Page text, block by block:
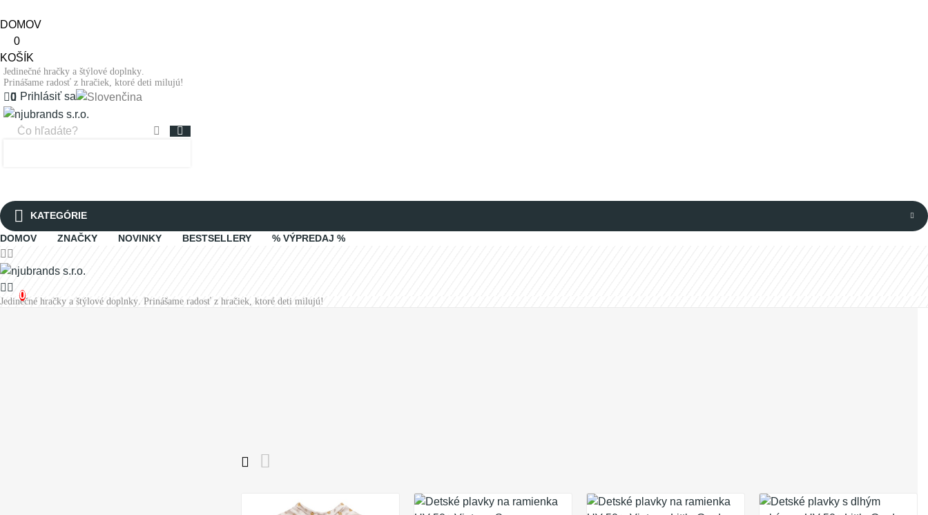
DOMOV
0
KOŠÍK
Jedinečné hračky a štýlové doplnky.
Prinášame radosť z hračiek, ktoré deti milujú!
0 Prihlásiť sa
KATEGÓRIE
DOMOV ZNAČKY NOVINKY BESTSELLERY % VÝPREDAJ %
0
Jedinečné hračky a štýlové doplnky. Prinášame radosť z hračiek, ktoré deti milujú!
Vypredané